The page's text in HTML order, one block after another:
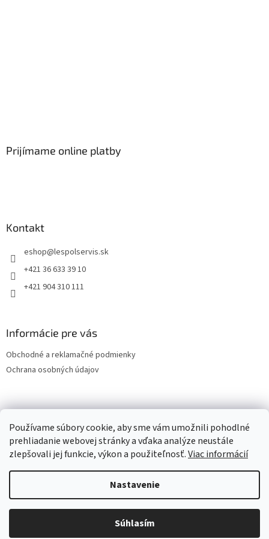
Používame súbory cookie, aby sme vám umožnili pohodlné
prehliadanie webovej stránky a vďaka analýze neustále
zlepšovali jej funkcie, výkon a použiteľnosť.Viac informácií
Nastavenie
Súhlasím
Prijímame online platby
Kontakt
eshop@lespolservis.sk
+421 36 633 39 10
+421 904 310 111
Informácie pre vás
Obchodné a reklamačné podmienky
Ochrana osobných údajov
Copyright 2026LESPOL - SERVIS, s.r.o.. Všetky práva vyhradené.
Upraviť nastavenie cookies